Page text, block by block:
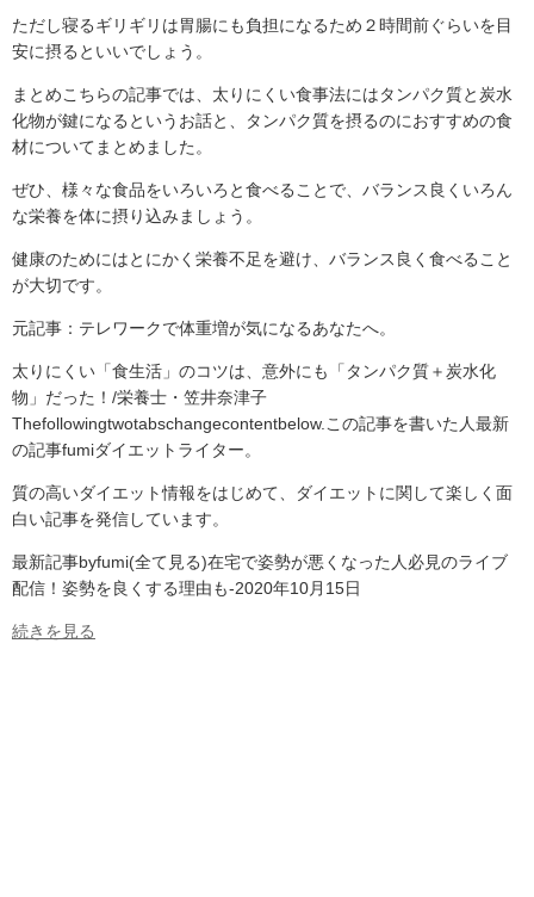
ただし寝るギリギリは胃腸にも負担になるため２時間前ぐらいを目
安に摂るといいでしょう。
まとめこちらの記事では、太りにくい食事法にはタンパク質と炭水
化物が鍵になるというお話と、タンパク質を摂るのにおすすめの食
材についてまとめました。
ぜひ、様々な食品をいろいろと食べることで、バランス良くいろん
な栄養を体に摂り込みましょう。
健康のためにはとにかく栄養不足を避け、バランス良く食べること
が大切です。
元記事：テレワークで体重増が気になるあなたへ。
太りにくい「食生活」のコツは、意外にも「タンパク質＋炭水化
物」だった！/栄養士・笠井奈津子
Thefollowingtwotabschangecontentbelow.この記事を書いた人最新
の記事fumiダイエットライター。
質の高いダイエット情報をはじめて、ダイエットに関して楽しく面
白い記事を発信しています。
最新記事byfumi(全て見る)在宅で姿勢が悪くなった人必見のライブ
配信！姿勢を良くする理由も-2020年10月15日
続きを見る